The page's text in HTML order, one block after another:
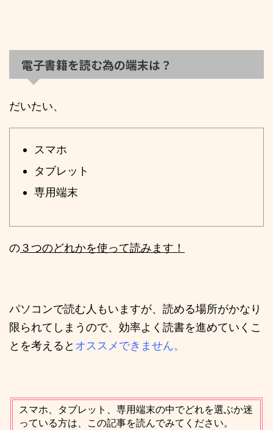
電子書籍を読む為の端末は？
だいたい、
スマホ
タブレット
専用端末
の３つのどれかを使って読みます！
パソコンで読む人もいますが、読める場所がかなり
限られてしまうので、効率よく読書を進めていくこ
とを考えると オススメできません。
スマホ、タブレット、専用端末の中でどれを選ぶか迷
っている方は、この記事を読んでみてください。